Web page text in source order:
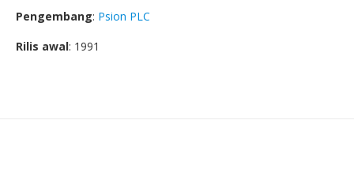
Pengembang: Psion PLC
Rilis awal: 1991